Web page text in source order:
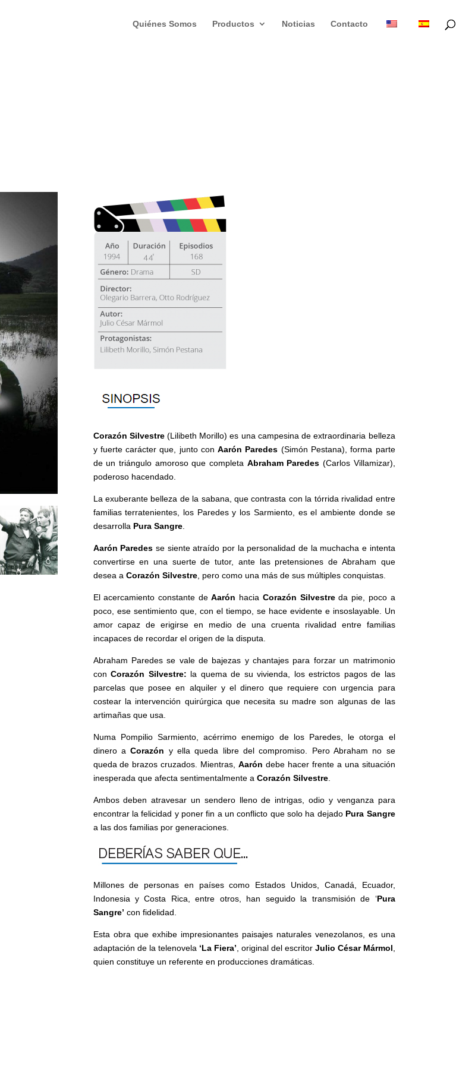
Quiénes Somos Productos Noticias Contacto
Corazón Silvestre(Lilibeth Morillo) es una campesina de extraordinaria belleza
y fuerte carácter que, junto conAarón Paredes (Simón Pestana), forma parte
de un triángulo amoroso que completa Abraham Paredes (Carlos Villamizar),
poderoso hacendado.
La exuberante belleza de la sabana, que contrasta con la tórrida rivalidad entre
familias terratenientes, los Paredes y los Sarmiento, es el ambiente donde se
desarrolla Pura Sangre.
Aarón Paredes se siente atraído por la personalidad de la muchacha e intenta
convertirse en una suerte de tutor, ante las pretensiones de Abraham que
desea a Corazón Silvestre, pero como una más de sus múltiples conquistas.
El acercamiento constante deAarón hacia Corazón Silvestreda pie, poco a
poco, ese sentimiento que, con el tiempo, se hace evidente e insoslayable. Un
amor capaz de erigirse en medio de una cruenta rivalidad entre familias
incapaces de recordar el origen de la disputa.
Abraham Paredes se vale de bajezas y chantajes para forzar un matrimonio
conCorazón Silvestre: la quema de su vivienda, los estrictos pagos de las
parcelas que posee en alquiler y el dinero que requiere con urgencia para
costear la intervención quirúrgica que necesita su madre son algunas de las
artimañas que usa.
Numa Pompilio Sarmiento, acérrimo enemigo de los Paredes, le otorga el
dinero aCorazón y ella queda libre del compromiso. Pero Abraham no se
queda de brazos cruzados. Mientras,Aarón debe hacer frente a una situación
inesperada que afecta sentimentalmente a Corazón Silvestre.
Ambos deben atravesar un sendero lleno de intrigas, odio y venganza para
encontrar la felicidad y poner fin a un conflicto que solo ha dejado Pura Sangre
a las dos familias por generaciones.
Millones de personas en países como Estados Unidos, Canadá, Ecuador,
Indonesia y Costa Rica, entre otros, han seguido la transmisión de ‘Pura
Sangre’ con fidelidad.
Esta obra que exhibe impresionantes paisajes naturales venezolanos, es una
adaptación de la telenovela ‘La Fiera’ , original del escritor Julio César Mármol
quien constituye un referente en producciones dramáticas.